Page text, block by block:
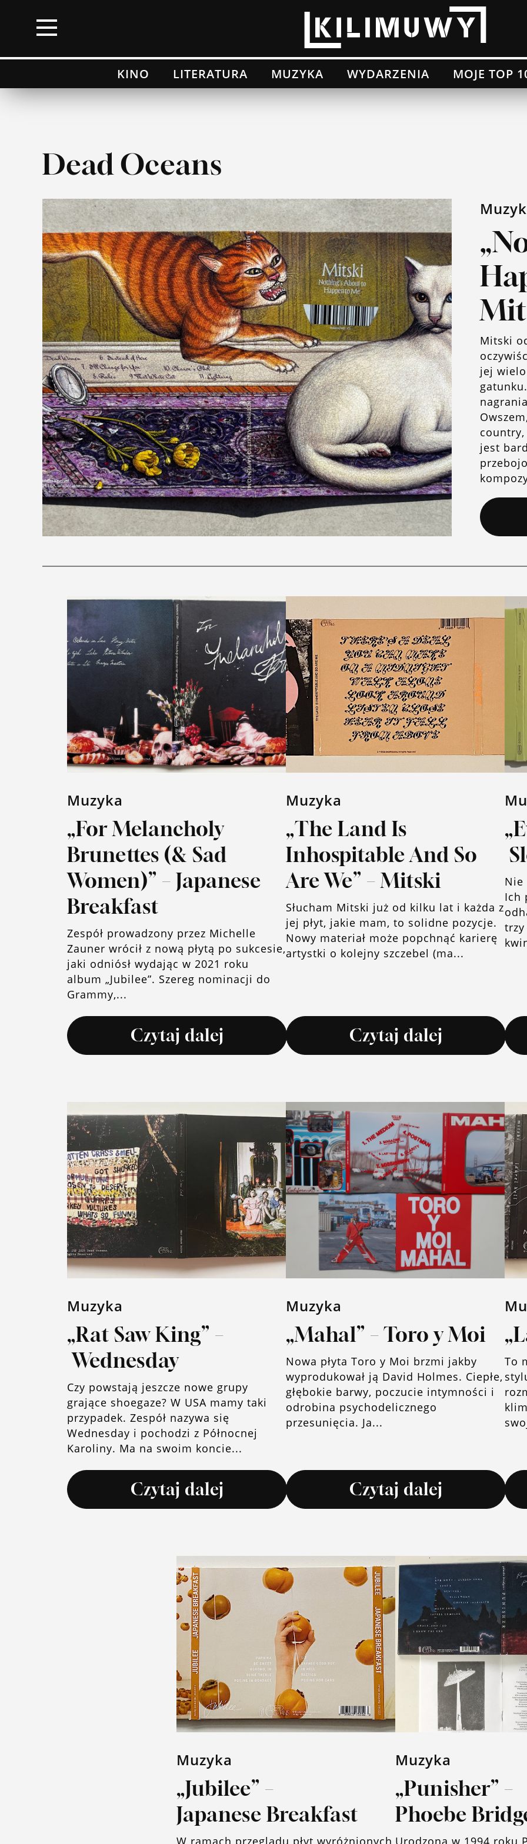
Dead Oceans
Mitski
jej
country,
jest
Muzyka
„For Melancholy
Brunettes (& Sad
Women)” – Japanese
Breakfast
Zespół prowadzony przez Michelle
Zauner wrócił z nową płytą po sukcesie,
jaki odniósł wydając w 2021 roku
album „Jubilee”. Szereg nominacji do
Grammy,...
Czytaj dalej
Muzyka
„The Land Is
Inhospitable And So
Are We” – Mitski
Słucham Mitski już od kilku lat i każda z
jej płyt, jakie mam, to solidne pozycje.
Nowy materiał może popchnąć karierę
artystki o kolejny szczebel (ma...
Czytaj dalej
Nie
Ich
trzy
Muzyka
„Rat Saw King” –
Wednesday
Czy powstają jeszcze nowe grupy
grające shoegaze? W USA mamy taki
przypadek. Zespół nazywa się
Wednesday i pochodzi z Północnej
Karoliny. Ma na swoim koncie...
Czytaj dalej
Muzyka
„Mahal” – Toro y Moi
Nowa płyta Toro y Moi brzmi jakby
wyprodukował ją David Holmes. Ciepłe,
głębokie barwy, poczucie intymności i
odrobina psychodelicznego
przesunięcia. Ja...
Czytaj dalej
To
Muzyka
„Jubilee” –
Japanese Breakfast
W ramach przeglądu płyt wyróżnionych
Muzyka
„Punisher” –
Phoebe
Urodzona w 1994 roku
×
KINO LITERATURA MUZYKA WYDARZENIA MOJE TOP
Muzyka
Wydarzenia
Moje top 100
Lista przebojów
O blogu